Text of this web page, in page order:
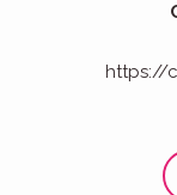
https://